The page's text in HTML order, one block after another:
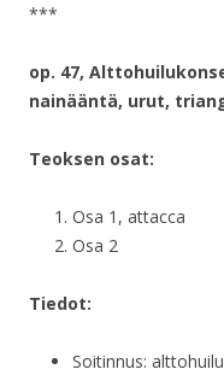
***
op. 47,
nainääntä, urut,
Teoksen osat:
Osa 1, attacca
Osa 2
Tiedot:
Soitinnus: